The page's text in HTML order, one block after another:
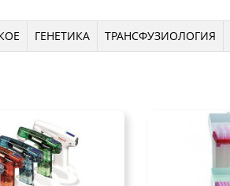
ГЕНЕТИКА ТРАНСФУЗИОЛОГИЯ